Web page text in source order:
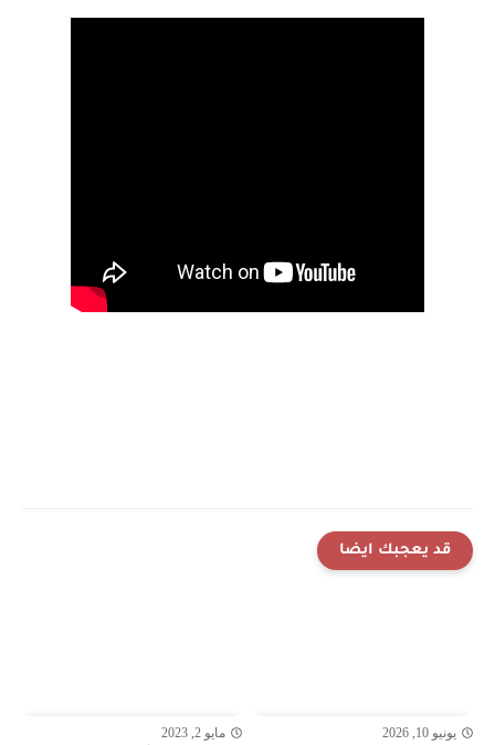
قد يعجبك ايضا
يونيو 10, 2026 مايو 2, 2023